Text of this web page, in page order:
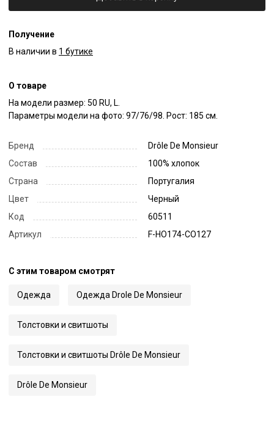
Получение
В наличии в 1 бутике
О товаре
На модели размер: 50 RU, L.
Параметры модели на фото: 97/76/98. Рост: 185 см.
Бренд
Drôle De Monsieur
Состав
100% хлопок
Страна
Португалия
Цвет
Черный
Код
60511
Артикул
F-HO174-CO127
С этим товаром смотрят
Одежда Одежда Drole De Monsieur
Толстовки и свитшоты
Толстовки и свитшоты Drôle De Monsieur
Drôle De Monsieur